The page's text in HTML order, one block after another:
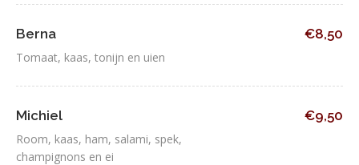
Berna
Tomaat, kaas, tonijn en uien
€8,50
Michiel
Room, kaas, ham, salami, spek,
champignons en ei
€9,50